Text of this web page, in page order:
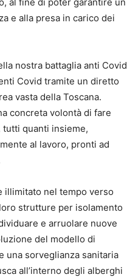
e alla presa in carico dei
nostra battaglia anti Covid
Covid tramite un diretto
vasta della Toscana.
concreta volontà di fare
quanti insieme,
al lavoro, pronti ad
illimitato nel tempo verso
strutture per isolamento
e arruolare nuove
del modello di
una sorveglianza sanitaria
all’interno degli alberghi